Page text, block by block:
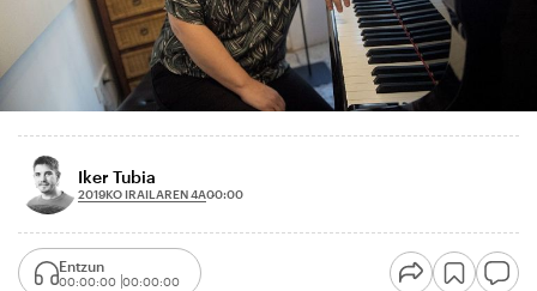
Iker Tubia
2019KO IRAILAREN 4A00:00
Entzun
00:00:00 00:00:00